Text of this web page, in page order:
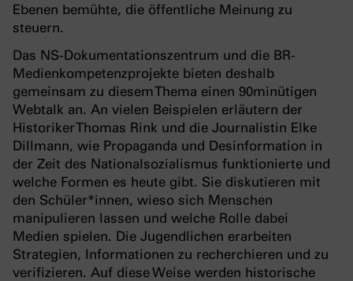
Ebenen bemühte, die öffentliche Meinung zu
steuern.
Das NS-Dokumentationszentrum und die BR-
Medienkompetenzprojekte bieten deshalb
gemeinsam zu diesem Thema einen 90minütigen
Webtalk an. An vielen Beispielen erläutern der
Historiker Thomas Rink und die Journalistin Elke
Dillmann, wie Propaganda und Desinformation in
der Zeit des Nationalsozialismus funktionierte und
welche Formen es heute gibt. Sie diskutieren mit
den Schüler*innen, wieso sich Menschen
manipulieren lassen und welche Rolle dabei
Medien spielen. Die Jugendlichen erarbeiten
Strategien, Informationen zu recherchieren und zu
verifizieren. Auf diese Weise werden historische